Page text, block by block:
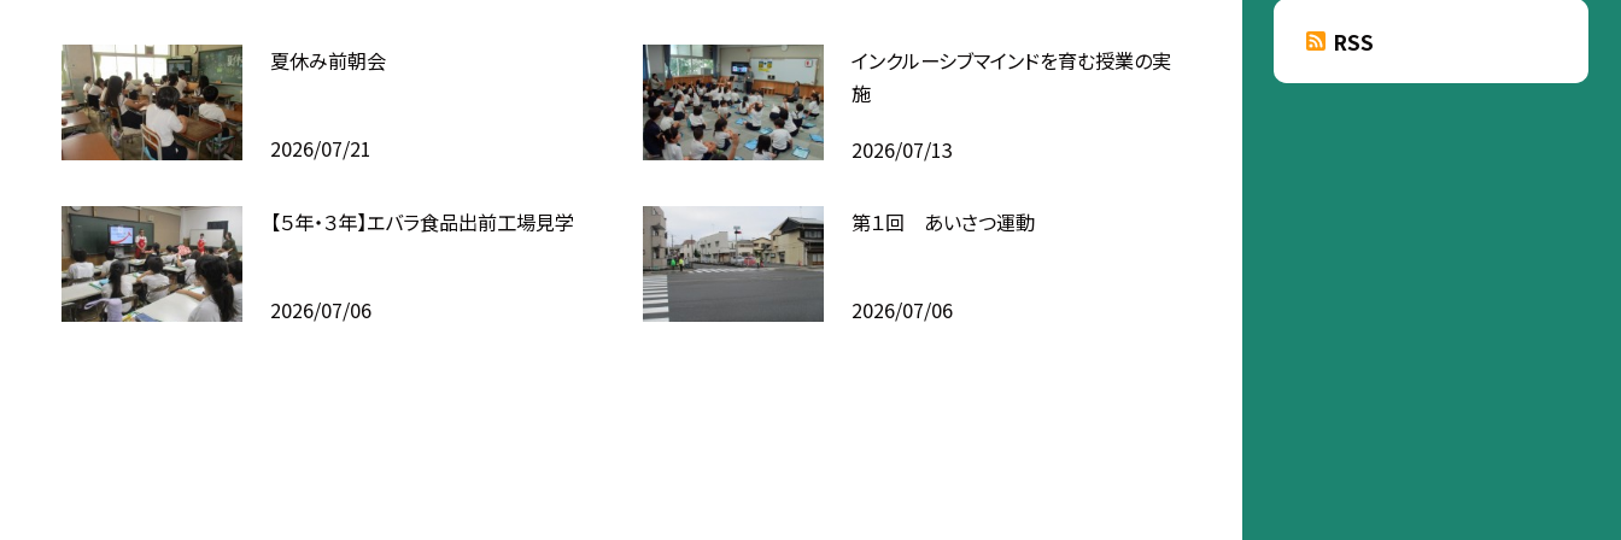
夏休み前朝会
2026/07/21
インクルーシブマインドを育む授業の実
施
2026/07/13
【５年・３年】エバラ食品出前工場見学
2026/07/06
第１回 あいさつ運動
2026/07/06
RSS